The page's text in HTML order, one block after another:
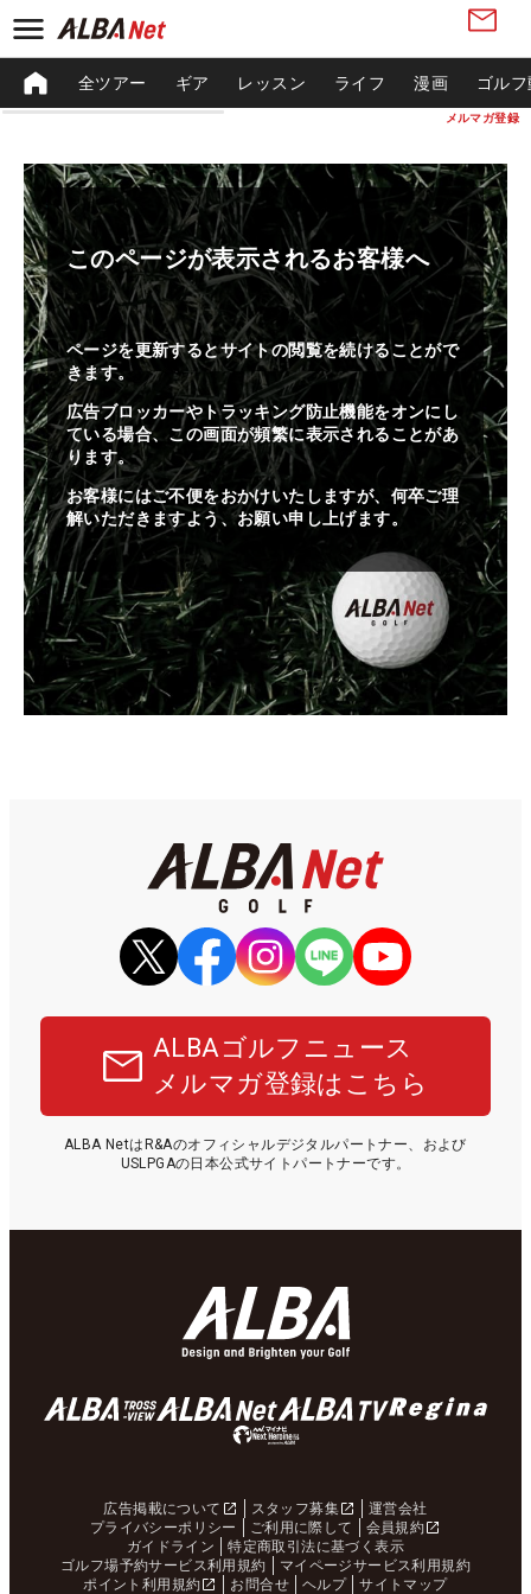
メルマガ登録
全ツアー ギア レッスン ライフ 漫画 ゴル
このページが表示されるお客様へ
ページを更新するとサイトの閲覧を続けることがで
きます。
広告ブロッカーやトラッキング防止機能をオンにし
ている場合、この画面が頻繁に表示されることがあ
ります。
お客様にはご不便をおかけいたしますが、何卒ご理
解いただきますよう、お願い申し上げます。
ALBAゴルフニュース
メルマガ登録はこちら
ALBA NetはR&Aのオフィシャルデジタルパートナー、および
USLPGAの日本公式サイトパートナーです。
広告掲載について スタッフ募集
運営会社
プライバシーポリシー
ご利用に際して
会員規約
ガイドライン
特定商取引法に基づく表示
ゴルフ場予約サービス利用規約
マイページサービス利用規約
ポイント利用規約
お問合せ ヘルプ サイトマップ